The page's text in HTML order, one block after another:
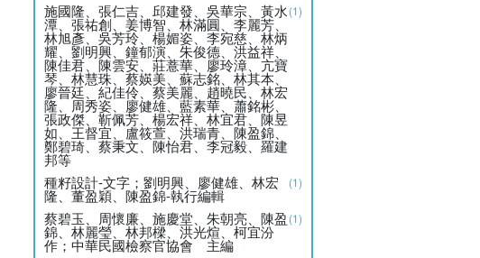
施國隆、張仁吉、邱建發、吳華宗、黃水
潭、張祐創、姜博智、林滿圓、李麗芳、
林旭彥、吳芳玲、楊媚姿、李宛慈、林炳
耀、劉明興、鐘郁演、朱俊德、洪益祥、
陳佳君、陳雲安、莊薏華、廖玲漳、亢寶
琴、林慧珠、蔡媖美、蘇志銘、林其本、
廖晉廷、紀佳伶、蔡美麗、趙曉民、林宏
隆、周秀姿、廖健雄、藍素華、蕭銘彬、
張政傑、靳佩芳、楊宏祥、林宜君、陳昱
如、王督宜、盧筱萱、洪瑞青、陳盈錦、
鄭碧琦、蔡秉文、陳怡君、李冠毅、羅建
邦等
(1)
種籽設計-文字；劉明興、廖健雄、林宏
隆、董盈穎、陳盈錦-執行編輯
(1)
蔡碧玉、周懷廉、施慶堂、朱朝亮、陳盈
錦、林麗瑩、林邦樑、洪光煊、柯宜汾
作；中華民國檢察官協會 主編
(1)